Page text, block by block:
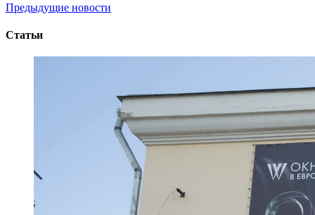
Предыдущие новости
Статьи